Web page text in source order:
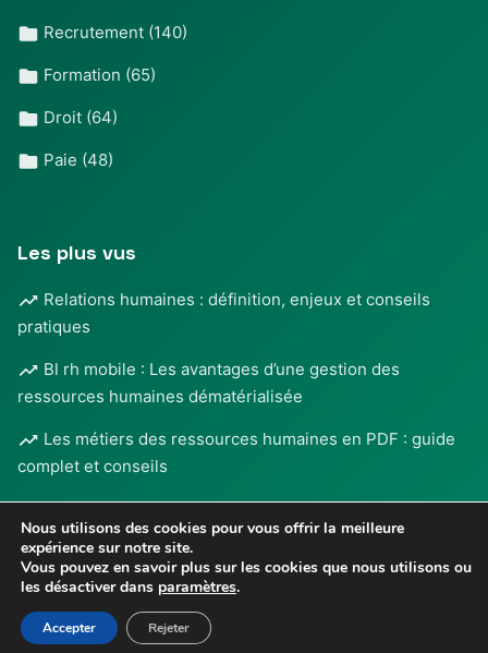
Recrutement (140)
Formation (65)
Droit (64)
Paie (48)
Les plus vus
Relations humaines : définition, enjeux et conseils
pratiques
Bl rh mobile : Les avantages d’une gestion des
ressources humaines dématérialisée
Les métiers des ressources humaines en PDF : guide
complet et conseils
Mentions légales •
Confidentialité
© 2026
Nous utilisons des cookies pour vous offrir la meilleure
expérience sur notre site.
Vous pouvez en savoir plus sur les cookies que nous utilisons ou
les désactiver dans paramètres.
Accepter Rejeter